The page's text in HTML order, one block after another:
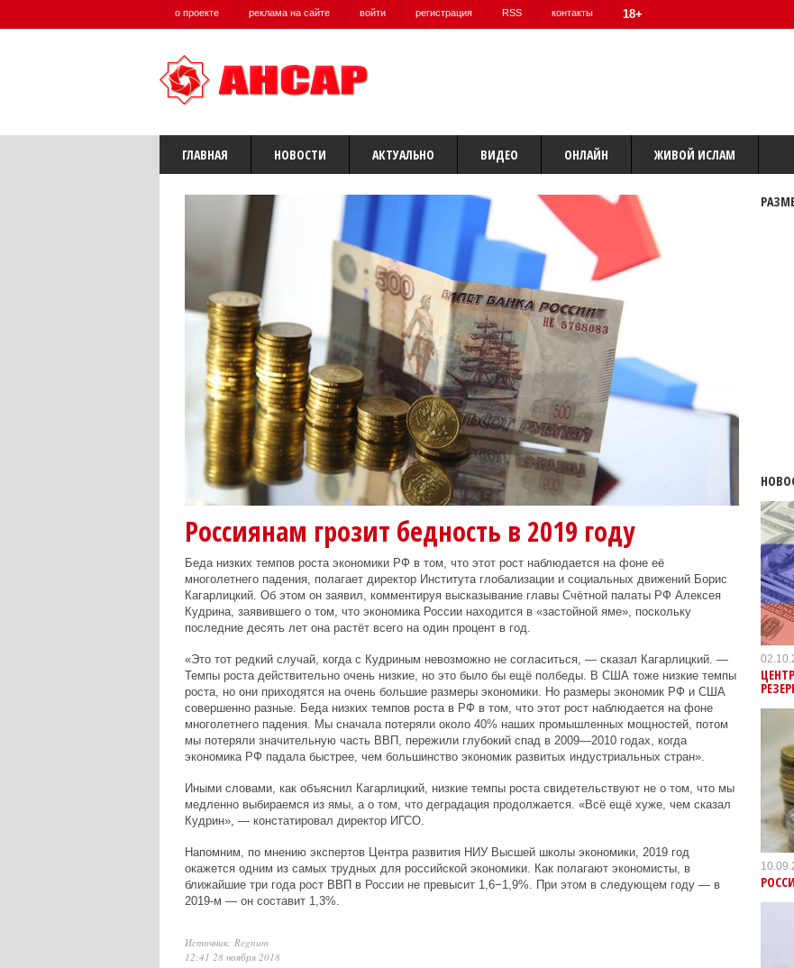
о проекте реклама на сайте войти регистрация RSS контакты 18+
ГЛАВНАЯ НОВОСТИ АКТУАЛЬНО ВИДЕО ОНЛАЙН ЖИВОЙ ИСЛАМ
Россиянам грозит бедность в 2019 году
Беда низких темпов роста экономики РФ в том, что этот рост наблюдается на фоне её
многолетнего падения, полагает директор Института глобализации и социальных движений Борис
Кагарлицкий. Об этом он заявил, комментируя высказывание главы Счётной палаты РФ Алексея
Кудрина, заявившего о том, что экономика России находится в «застойной яме», поскольку
последние десять лет она растёт всего на один процент в год.
«Это тот редкий случай, когда с Кудриным невозможно не согласиться, — сказал Кагарлицкий. —
Темпы роста действительно очень низкие, но это было бы ещё полбеды. В США тоже низкие темпы
роста, но они приходятся на очень большие размеры экономики. Но размеры экономик РФ и США
совершенно разные. Беда низких темпов роста в РФ в том, что этот рост наблюдается на фоне
многолетнего падения. Мы сначала потеряли около 40% наших промышленных мощностей, потом
мы потеряли значительную часть ВВП, пережили глубокий спад в 2009—2010 годах, когда
экономика РФ падала быстрее, чем большинство экономик развитых индустриальных стран».
Иными словами, как объяснил Кагарлицкий, низкие темпы роста свидетельствуют не о том, что мы
медленно выбираемся из ямы, а о том, что деградация продолжается. «Всё ещё хуже, чем сказал
Кудрин», — констатировал директор ИГСО.
Напомним, по мнению экспертов Центра развития НИУ Высшей школы экономики, 2019 год
окажется одним из самых трудных для российской экономики. Как полагают экономисты, в
ближайшие три года рост ВВП в России не превысит 1,6−1,9%. При этом в следующем году — в
2019-м — он составит 1,3%.
Источник: Regnum
12:41 28 ноября 2018